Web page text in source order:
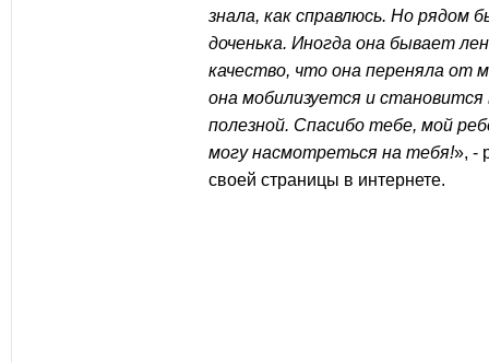
знала, как справлюсь. Но рядом
доченька. Иногда она бывает
качество, что она переняла от
она мобилизуется и становится
полезной. Спасибо тебе, мой
могу насмотреться на тебя!», -
своей страницы в интернете.